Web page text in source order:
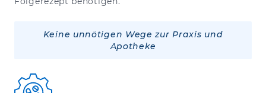
Keine unnötigen Wege zur Praxis und
Apotheke